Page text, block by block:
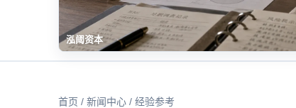
泓阈资本
首页 / 新闻中心 / 经验参考